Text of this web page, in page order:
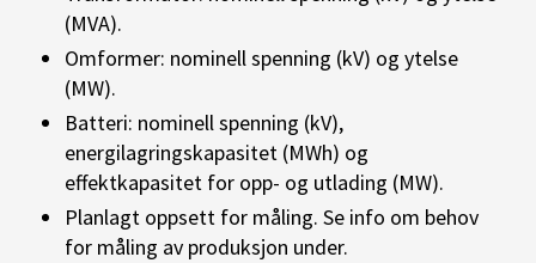
(MVA).
Omformer: nominell spenning (kV) og ytelse
(MW).
Batteri: nominell spenning (kV),
energilagringskapasitet (MWh) og
effektkapasitet for opp- og utlading (MW).
Planlagt oppsett for måling. Se info om behov
for måling av produksjon under.